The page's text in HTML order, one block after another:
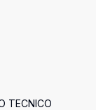
TECNICO